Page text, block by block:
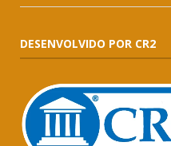
DESENVOLVIDO POR CR2